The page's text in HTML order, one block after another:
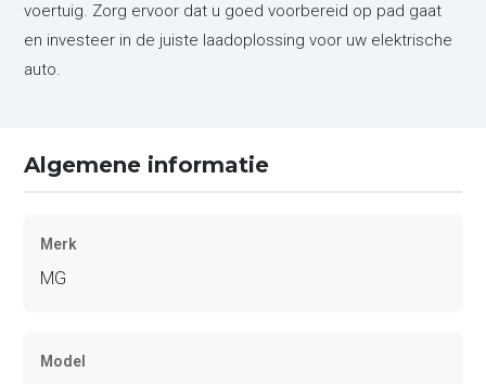
voertuig. Zorg ervoor dat u goed voorbereid op pad gaat
en investeer in de juiste laadoplossing voor uw elektrische
auto.
Algemene informatie
Merk
MG
Model